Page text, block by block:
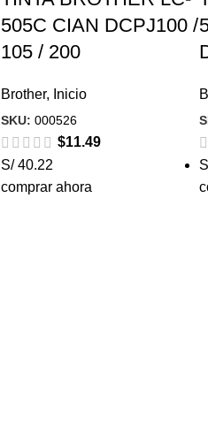
505C CIAN DCPJ100 /
105 / 200
Brother, Inicio
SKU: 000526
$11.49
S/ 40.22
comprar ahora